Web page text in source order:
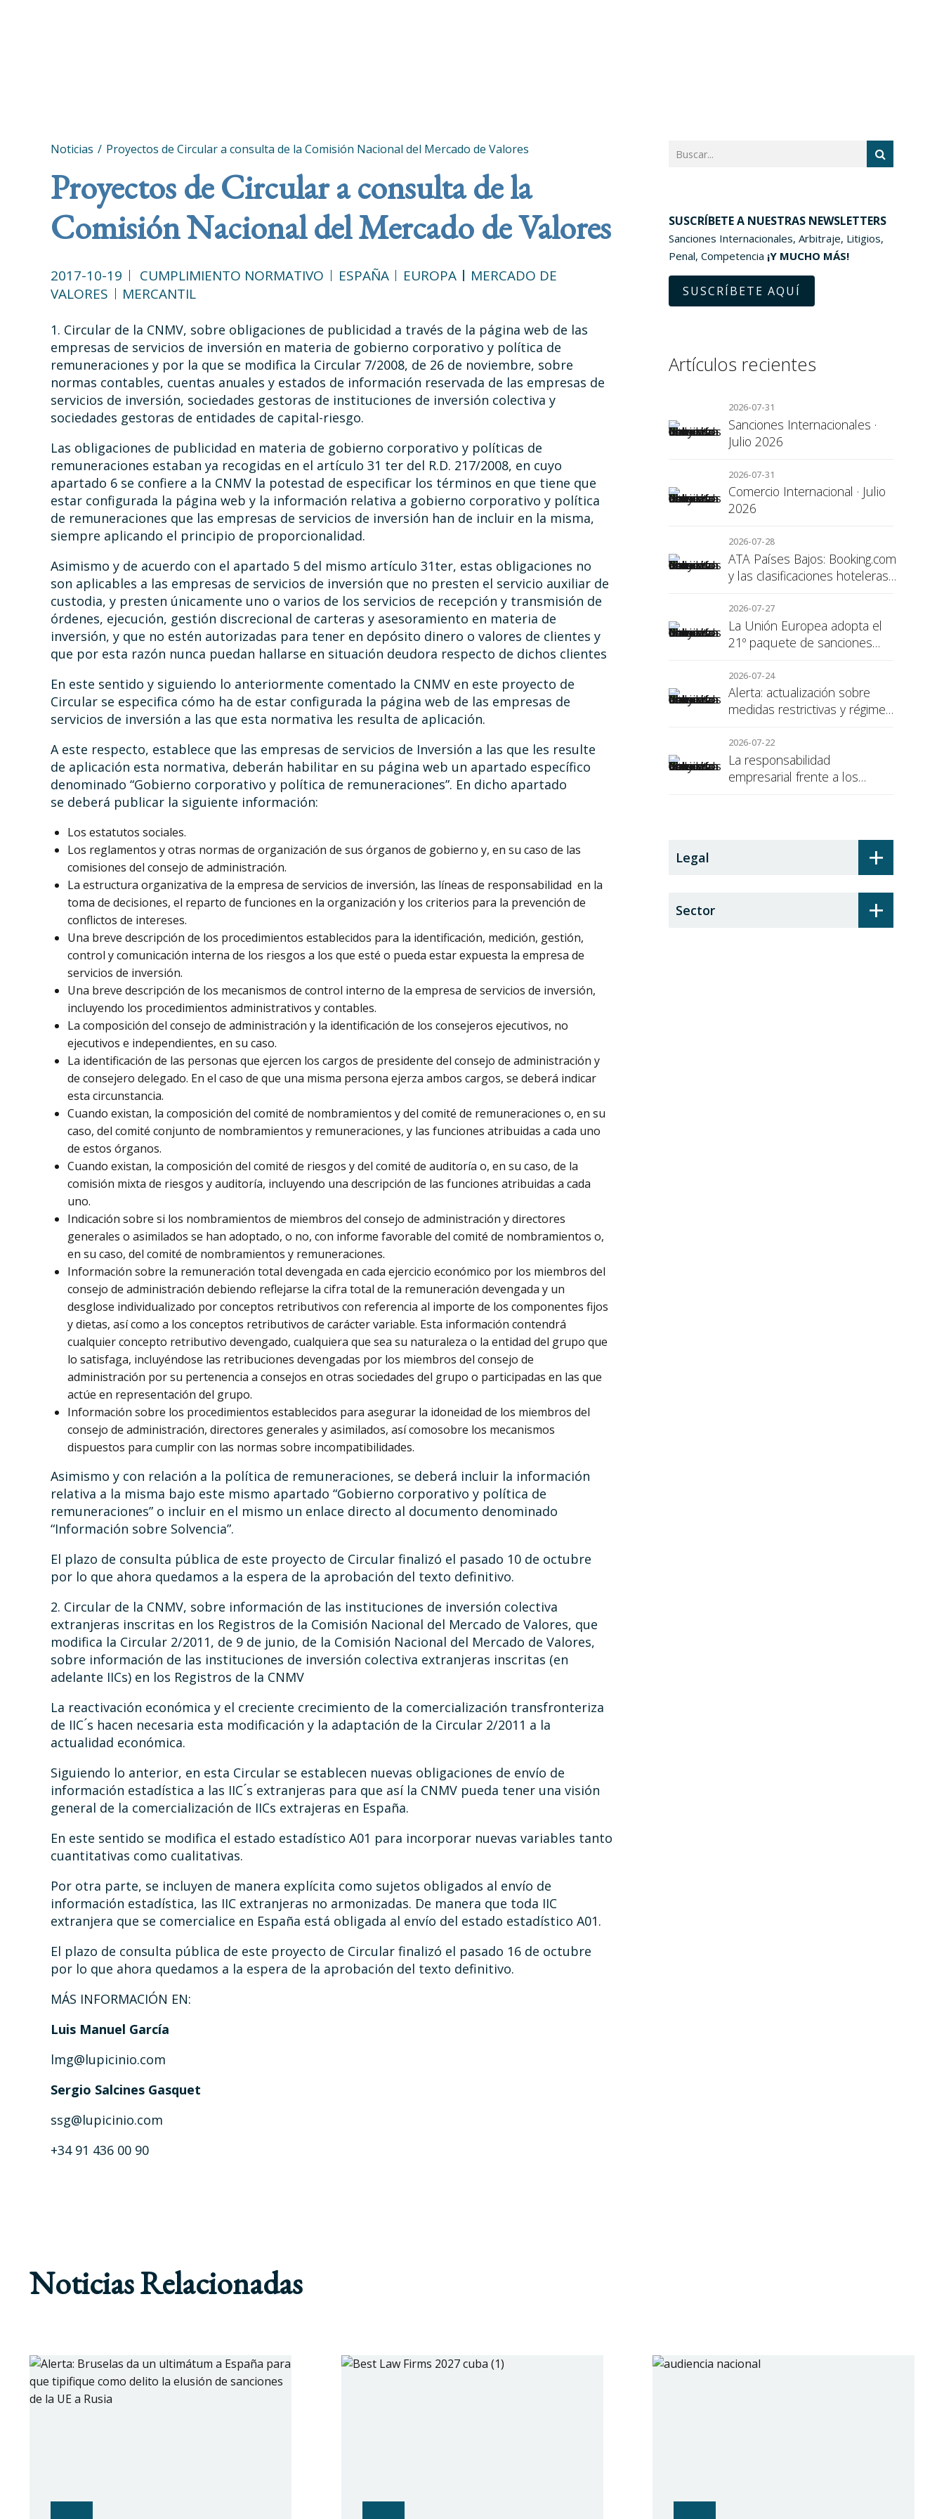
Noticias Proyectos de Circular a consulta de la Comisión Nacional del Mercado de Valores
Proyectos de Circular a consulta de la
Comisión Nacional del Mercado de Valores
2017-10-19 CUMPLIMIENTO NORMATIVO ESPAÑA EUROPA
MERCADO DE
VALORES
MERCANTIL
1. Circular de la CNMV, sobre obligaciones de publicidad a través de la página web de las
empresas de servicios de inversión en materia de gobierno corporativo y política de
remuneraciones y por la que se modifica la Circular 7/2008, de 26 de noviembre, sobre
normas contables, cuentas anuales y estados de información reservada de las empresas de
servicios de inversión, sociedades gestoras de instituciones de inversión colectiva y
sociedades gestoras de entidades de capital-riesgo.
Las obligaciones de publicidad en materia de gobierno corporativo y políticas de
remuneraciones estaban ya recogidas en el artículo 31 ter del R.D. 217/2008, en cuyo
apartado 6 se confiere a la CNMV la potestad de especificar los términos en que tiene que
estar configurada la página web y la información relativa a gobierno corporativo y política
de remuneraciones que las empresas de servicios de inversión han de incluir en la misma,
siempre aplicando el principio de proporcionalidad.
Asimismo y de acuerdo con el apartado 5 del mismo artículo 31ter, estas obligaciones no
son aplicables a las empresas de servicios de inversión que no presten el servicio auxiliar de
custodia, y presten únicamente uno o varios de los servicios de recepción y transmisión de
órdenes, ejecución, gestión discrecional de carteras y asesoramiento en materia de
inversión, y que no estén autorizadas para tener en depósito dinero o valores de clientes y
que por esta razón nunca puedan hallarse en situación deudora respecto de dichos clientes
En este sentido y siguiendo lo anteriormente comentado la CNMV en este proyecto de
Circular se especifica cómo ha de estar configurada la página web de las empresas de
servicios de inversión a las que esta normativa les resulta de aplicación.
A este respecto, establece que las empresas de servicios de Inversión a las que les resulte
de aplicación esta normativa, deberán habilitar en su página web un apartado específico
denominado “Gobierno corporativo y política de remuneraciones”. En dicho apartado
se deberá publicar la siguiente información:
Los estatutos sociales.
Los reglamentos y otras normas de organización de sus órganos de gobierno y, en su caso de las
comisiones del consejo de administración.
La estructura organizativa de la empresa de servicios de inversión, las líneas de responsabilidad en la
toma de decisiones, el reparto de funciones en la organización y los criterios para la prevención de
conflictos de intereses.
Una breve descripción de los procedimientos establecidos para la identificación, medición, gestión,
control y comunicación interna de los riesgos a los que esté o pueda estar expuesta la empresa de
servicios de inversión.
Una breve descripción de los mecanismos de control interno de la empresa de servicios de inversión,
incluyendo los procedimientos administrativos y contables.
La composición del consejo de administración y la identificación de los consejeros ejecutivos, no
ejecutivos e independientes, en su caso.
La identificación de las personas que ejercen los cargos de presidente del consejo de administración y
de consejero delegado. En el caso de que una misma persona ejerza ambos cargos, se deberá indicar
esta circunstancia.
Cuando existan, la composición del comité de nombramientos y del comité de remuneraciones o, en su
caso, del comité conjunto de nombramientos y remuneraciones, y las funciones atribuidas a cada uno
de estos órganos.
Cuando existan, la composición del comité de riesgos y del comité de auditoría o, en su caso, de la
comisión mixta de riesgos y auditoría, incluyendo una descripción de las funciones atribuidas a cada
uno.
Indicación sobre si los nombramientos de miembros del consejo de administración y directores
generales o asimilados se han adoptado, o no, con informe favorable del comité de nombramientos o,
en su caso, del comité de nombramientos y remuneraciones.
Información sobre la remuneración total devengada en cada ejercicio económico por los miembros del
consejo de administración debiendo reflejarse la cifra total de la remuneración devengada y un
desglose individualizado por conceptos retributivos con referencia al importe de los componentes fijos
y dietas, así como a los conceptos retributivos de carácter variable. Esta información contendrá
cualquier concepto retributivo devengado, cualquiera que sea su naturaleza o la entidad del grupo que
lo satisfaga, incluyéndose las retribuciones devengadas por los miembros del consejo de
administración por su pertenencia a consejos en otras sociedades del grupo o participadas en las que
actúe en representación del grupo.
Información sobre los procedimientos establecidos para asegurar la idoneidad de los miembros del
consejo de administración, directores generales y asimilados, así comosobre los mecanismos
dispuestos para cumplir con las normas sobre incompatibilidades.
Asimismo y con relación a la política de remuneraciones, se deberá incluir la información
relativa a la misma bajo este mismo apartado “Gobierno corporativo y política de
remuneraciones” o incluir en el mismo un enlace directo al documento denominado
“Información sobre Solvencia”.
El plazo de consulta pública de este proyecto de Circular finalizó el pasado 10 de octubre
por lo que ahora quedamos a la espera de la aprobación del texto definitivo.
2. Circular de la CNMV, sobre información de las instituciones de inversión colectiva
extranjeras inscritas en los Registros de la Comisión Nacional del Mercado de Valores, que
modifica la Circular 2/2011, de 9 de junio, de la Comisión Nacional del Mercado de Valores,
sobre información de las instituciones de inversión colectiva extranjeras inscritas (en
adelante IICs) en los Registros de la CNMV
La reactivación económica y el creciente crecimiento de la comercialización transfronteriza
de IIC ́s hacen necesaria esta modificación y la adaptación de la Circular 2/2011 a la
actualidad económica.
Siguiendo lo anterior, en esta Circular se establecen nuevas obligaciones de envío de
información estadística a las IIC ́s extranjeras para que así la CNMV pueda tener una visión
general de la comercialización de IICs extrajeras en España.
En este sentido se modifica el estado estadístico A01 para incorporar nuevas variables tanto
cuantitativas como cualitativas.
Por otra parte, se incluyen de manera explícita como sujetos obligados al envío de
información estadística, las IIC extranjeras no armonizadas. De manera que toda IIC
extranjera que se comercialice en España está obligada al envío del estado estadístico A01.
El plazo de consulta pública de este proyecto de Circular finalizó el pasado 16 de octubre
por lo que ahora quedamos a la espera de la aprobación del texto definitivo.
MÁS INFORMACIÓN EN:
Luis Manuel García
lmg@lupicinio.com
Sergio Salcines Gasquet
ssg@lupicinio.com
+34 91 436 00 90
SUSCRÍBETE A NUESTRAS NEWSLETTERS
Sanciones Internacionales, Arbitraje, Litigios,
Penal, Competencia ¡Y MUCHO MÁS!
SUSCRÍBETE AQUÍ
Artículos recientes
2026-07-31
Sanciones Internacionales ·
Julio 2026
2026-07-31
Comercio Internacional · Julio
2026
2026-07-28
ATA Países Bajos: Booking.com
y las clasificaciones hoteleras,
para el consumidor
2026-07-27
La Unión Europea adopta el
21º paquete de sanciones
2026-07-24
Alerta: actualización sobre
medidas restrictivas y régimen
2026-07-22
La responsabilidad
empresarial frente a los
+
Legal
+
Sector
Noticias Relacionadas